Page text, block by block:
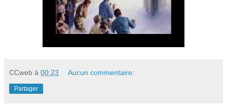
CCweb à 00:23 Aucun commentaire:
Partager